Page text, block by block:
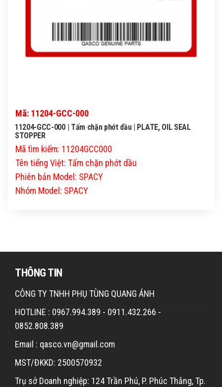
Mã: 11204-GCC-000
11204-GCC-000 | Tấm chặn phớt dầu | PLATE, OIL SEAL
STOPPER
Mã tìm kiếm: 11204GCC000
Tên tiếng Việt: Tấm chặn phớt dầu
Phiên bản Model: SPACY
Nhóm Model: SPACY
THÔNG TIN
CÔNG TY TNHH PHỤ TÙNG QUANG ÁNH
HOTLINE : 0967.994.389 - 0911.432.266 -
0852.808.389
Email : qasco.vn@gmail.com
MST/ĐKKD: 2500570932
Trụ sở Doanh nghiệp: 124 Trần Phú, P. Phúc Thắng, Tp.